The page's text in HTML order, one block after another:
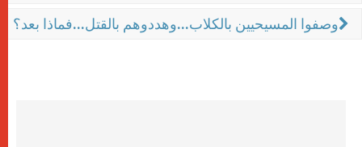
وصفوا المسيحيين بالكلاب...وهددوهم بالقتل...فماذا بعد؟